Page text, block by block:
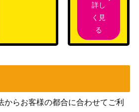
詳し
く見
る
からお客様の都合に合わせてご利